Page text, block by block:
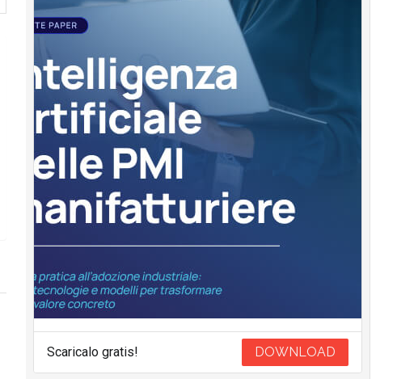
Scaricalo gratis! DOWNLOAD